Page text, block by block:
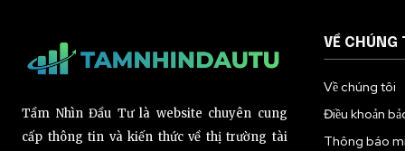
Tầm Nhìn Đầu Tư là website chuyên cung
cấp thông tin và kiến thức về thị trường tài
VỀ CHÚNG
Về chúng tôi
Điều khoản
Thông báo